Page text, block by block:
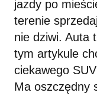
jazdy po
terenie
nie dziwi. Auta
tym artykule
ciekawego
Ma oszczędny